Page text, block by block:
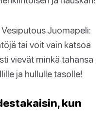
Juomapeli:
tai voit vain katsoa
vievät minkä tahansa
ja hullulle tasolle!
kun